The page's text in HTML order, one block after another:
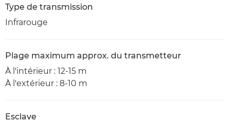
Type de transmission
Infrarouge
Plage maximum approx. du transmetteur
À l'intérieur : 12-15 m
À l'extérieur : 8-10 m
Esclave